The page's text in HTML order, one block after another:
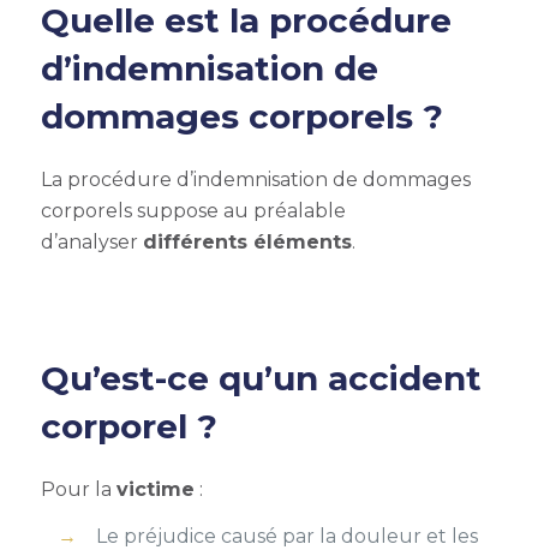
Quelle est la procédure
d’indemnisation de
dommages corporels ?
La procédure d’indemnisation de dommages
corporels suppose au préalable
d’analyser différents éléments.
Qu’est-ce qu’un accident
corporel ?
Pour la victime :
Le préjudice causé par la douleur et les